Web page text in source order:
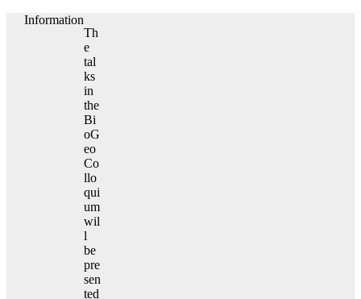
Information
Th
e
tal
ks
in
the
Bi
oG
eo
Co
llo
qui
um
wil
l
be
pre
sen
ted